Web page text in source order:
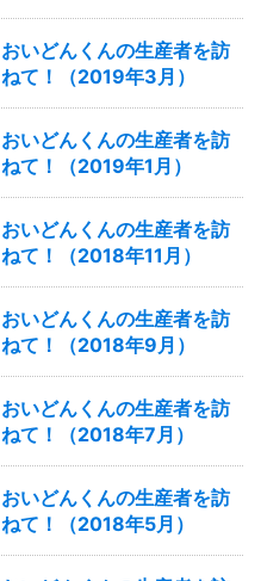
おいどんくんの生産者を訪
ねて！（2019年3月）
おいどんくんの生産者を訪
ねて！（2019年1月）
おいどんくんの生産者を訪
ねて！（2018年11月）
おいどんくんの生産者を訪
ねて！（2018年9月）
おいどんくんの生産者を訪
ねて！（2018年7月）
おいどんくんの生産者を訪
ねて！（2018年5月）